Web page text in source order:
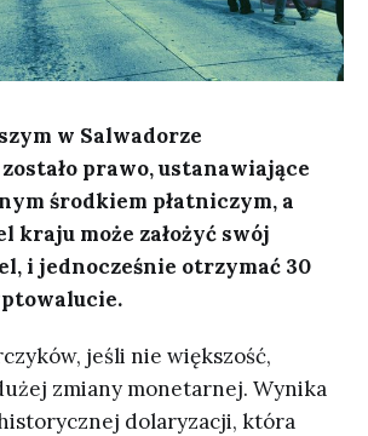
w Salwadorze
prawo, ustanawiające
środkiem płatniczym, a
kraju może założyć swój
i jednocześnie otrzymać 30
jeśli nie większość,
zmiany monetarnej. Wynika
dolaryzacji, która